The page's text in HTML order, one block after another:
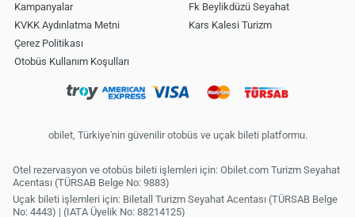
Kampanyalar
KVKK Aydınlatma Metni
Çerez Politikası
Otobüs Kullanım Koşulları
Fk Beylikdüzü Seyahat
Kars Kalesi Turizm
obilet, Türkiye'nin güvenilir otobüs ve uçak bileti platformu.
Otel rezervasyon ve otobüs bileti işlemleri için: Obilet.com Turizm Seyahat
Acentası (TÜRSAB Belge No: 9883)
Uçak bileti işlemleri için: Biletall Turizm Seyahat Acentası (TÜRSAB Belge
No: 4443) | (IATA Üyelik No: 88214125)